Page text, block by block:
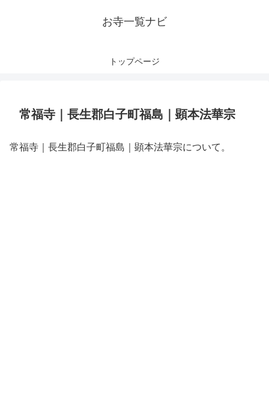
お寺一覧ナビ
トップページ
常福寺｜長生郡白子町福島｜顕本法華宗
常福寺｜長生郡白子町福島｜顕本法華宗について。